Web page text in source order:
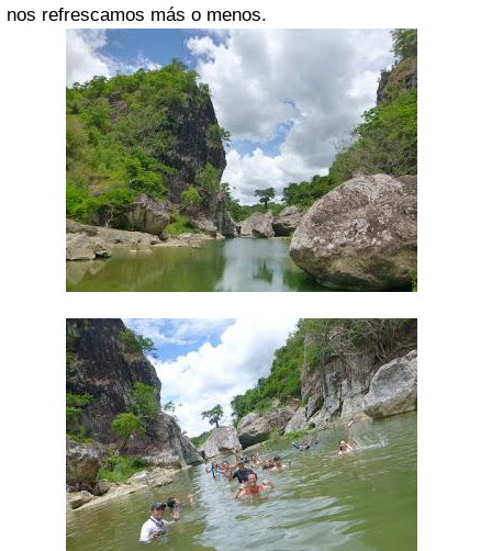
nos refrescamos más o menos.